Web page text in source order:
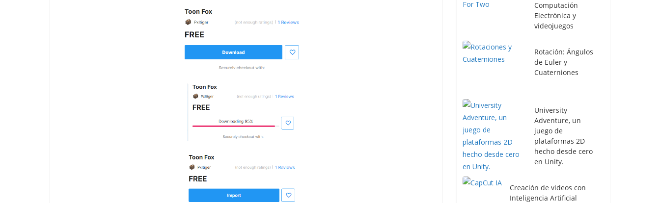
Computación
Electrónica y
videojuegos
Rotación: Ángulos
de Euler y
Cuaterniones
University
Adventure, un
juego de
plataformas 2D
hecho desde cero
en Unity.
Creación de videos con
Inteligencia Artificial